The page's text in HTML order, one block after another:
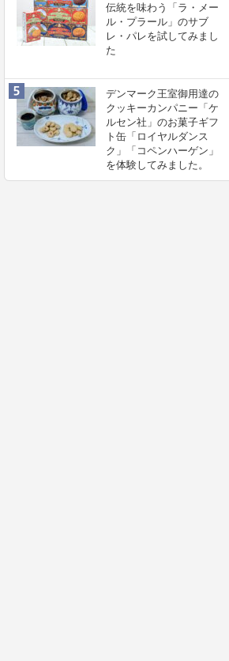
伝統を味わう「ラ・メー
ル・プラール」のサブ
レ・パレを試してみまし
た
デンマーク王室御用達の
クッキーカンパニー「ケ
ルセン社」のお菓子ギフ
ト缶「ロイヤルダンス
ク」「コペンハーゲン」
を体験してみました。